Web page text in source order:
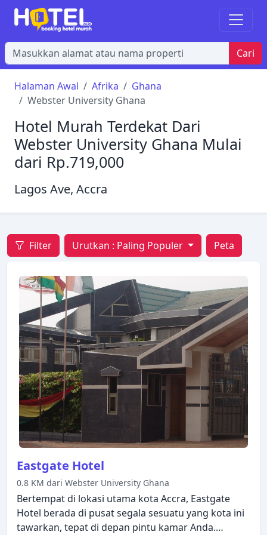
Cari
Halaman Awal Afrika
Ghana
Webster University Ghana
Hotel Murah Terdekat Dari
Webster University Ghana Mulai
dari Rp.719,000
Lagos Ave, Accra
Filter Urutkan : Paling Populer Peta
Eastgate Hotel
0.8 KM dari Webster University Ghana
Bertempat di lokasi utama kota Accra, Eastgate
Hotel berada di pusat segala sesuatu yang kota ini
tawarkan, tepat di depan pintu kamar Anda.